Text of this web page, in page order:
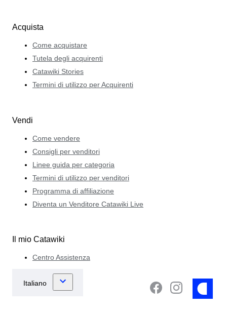
Acquista
Come acquistare
Tutela degli acquirenti
Catawiki Stories
Termini di utilizzo per Acquirenti
Vendi
Come vendere
Consigli per venditori
Linee guida per categoria
Termini di utilizzo per venditori
Programma di affiliazione
Diventa un Venditore Catawiki Live
Il mio Catawiki
Centro Assistenza